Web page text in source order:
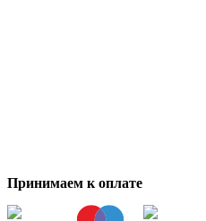
Принимаем к оплате